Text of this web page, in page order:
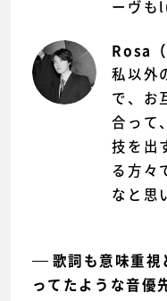
ーヴも
Rosa
私以外
で、お
合って
技を出
る方々
なと思
歌詞も意味重視
ってたような音優